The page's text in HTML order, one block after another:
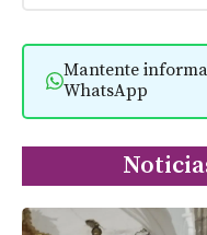
Mantente
WhatsApp